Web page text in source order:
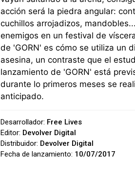
acción será la piedra angular:
cuchillos arrojadizos,
enemigos en un festival de
de 'GORN' es cómo se utiliza un
asesina, un contraste que el
lanzamiento de 'GORN' está
durante lo primeros meses se
anticipado.
Desarrollador: Free Lives
Editor: Devolver Digital
Distribuidor: Devolver Digital
Fecha de lanzamiento: 10/07/2017